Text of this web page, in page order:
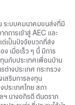
ระบบคมนาคมขนส่งที่มี
การเข้าสู่ AEC และ
ต่เป็นปัจจัยบวกที่ส่ง
เมื่อเร็ว ๆ นี้ มีการ
นกับประเทศเพื่อนบ้าน
างประเทศ กระทรวง
สริมการลงทุน
ระเทศไทย สภา
ฯ นางอภิรดี ตันตราภ